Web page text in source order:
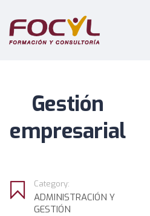
Gestión
empresarial
Category:
ADMINISTRACIÓN Y
GESTIÓN